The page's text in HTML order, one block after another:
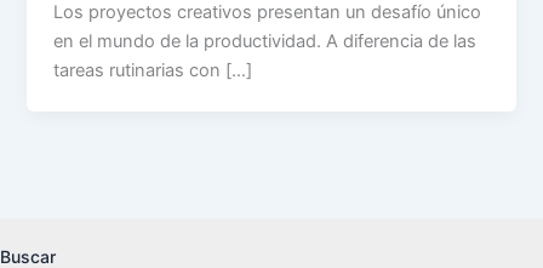
Los proyectos creativos presentan un desafío único
en el mundo de la productividad. A diferencia de las
tareas rutinarias con […]
Buscar